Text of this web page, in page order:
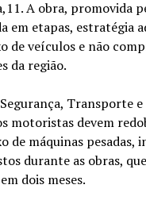
A obra, promovida
em etapas, estratégia
de veículos e não
da região.
Transporte
motoristas devem
de máquinas pesadas,
durante as obras,
dois meses.